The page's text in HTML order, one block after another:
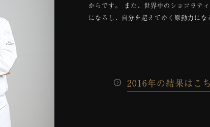
からです。 また、世界中のショコラテ
になるし、自分を超えてゆく原動力にな
2016年の結果はこ